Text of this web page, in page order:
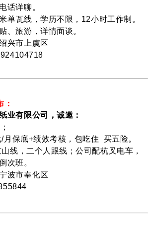
话详聊。
单瓦线，学历不限，12小时工作制。
、旅游，详情面谈。
兴市上虞区
：
业有限公司，诚邀：
月保底+绩效考核，包吃住 买五险。
线，二个人跟线；公司配杭叉电车，
次班。
波市奉化区